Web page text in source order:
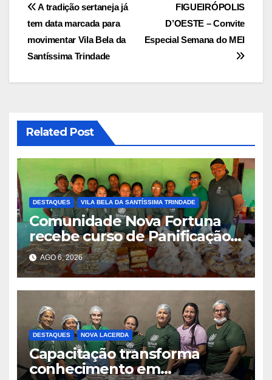
Navegação
de
Post
FIGUEIRÓPOLIS
D’OESTE – Convite
Especial Semana do MEI
A tradição sertaneja já
tem data marcada para
movimentar Vila Bela da
Santíssima Trindade
Related Post
DESTAQUES VILA BELA DA SANTÍSSIMA TRINDADE
Comunidade Nova Fortuna
recebe curso de Panificação
Artesanal promovido pelo
SENAR-MT e Sindicato Rural
AGO 6, 2026
DESTAQUES NOVA LACERDA
Capacitação transforma
conhecimento em